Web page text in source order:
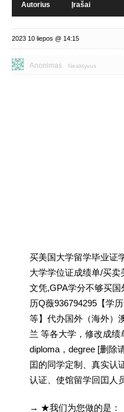
Autorius Įrašai
2023 10 liepos @ 14:15
Anonimas Neaktyvus
买美国大学留学毕业证
大学学位证成绩单/买
文凭,GPA学分不够买
历Q薇936794295【学
等】代办国外（海外）
兰 等各大学，修改成绩
diploma，degree [删除
囯的同学定制、真实认
认证、使馆留学回囯人
→ ★我们为您做的是：